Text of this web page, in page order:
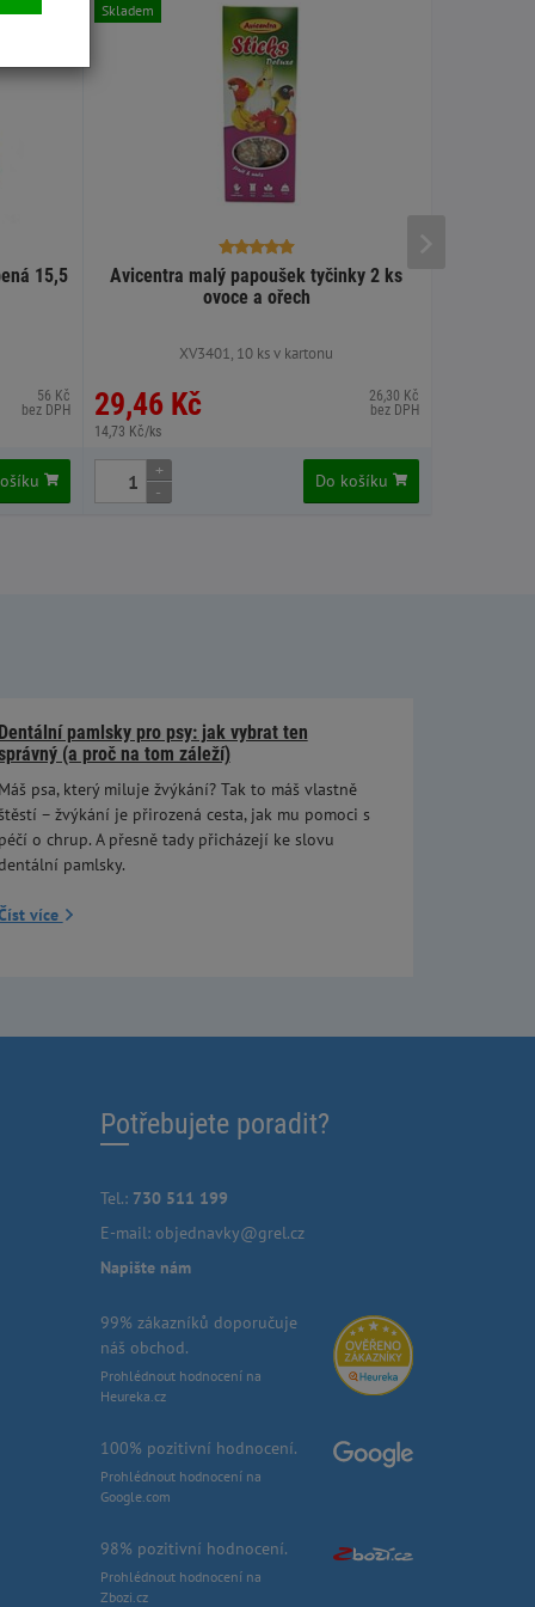
15,5
56 Kč
bez DPH
Avicentra malý papoušek tyčinky 2 ks
ovoce a ořech
XV3401, 10 ks v kartonu
29,46 Kč
14,73 Kč/ks
26,30 Kč
bez DPH
Skladem
+
-
Do košíku
Dentální pamlsky pro psy: jak vybrat ten
(a proč na tom záleží)
Máš psa, který miluje žvýkání? Tak to máš vlastně
– žvýkání je přirozená cesta, jak mu pomoci s
péčí o chrup. A přesně tady přicházejí ke slovu
pamlsky.
více
Potřebujete poradit?
Tel.: 730 511 199
E-mail: objednavky@grel.cz
Napište nám
99% zákazníků doporučuje
náš obchod.
Prohlédnout hodnocení na
Heureka.cz
100% pozitivní hodnocení.
Prohlédnout hodnocení na
Google.com
98% pozitivní hodnocení.
Prohlédnout hodnocení na
Zbozi.cz